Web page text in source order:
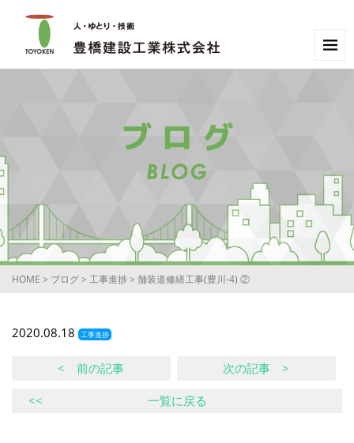
HOME > ブログ> 工事進捗> 舗装道修繕工事(豊川-4) ②
2020.08.18 工事進捗
< 前の記事 次の記事 >
<< 一覧に戻る